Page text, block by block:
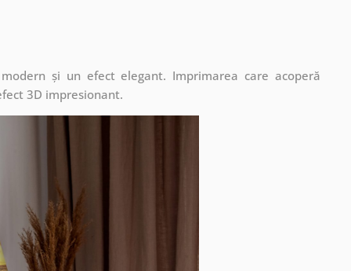
și un efect elegant. Imprimarea care acoperă
3D impresionant.